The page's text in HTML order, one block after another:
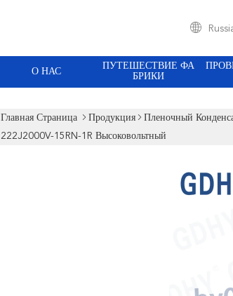
О НАС
ПУТЕШЕСТВИЕ ФА
БРИКИ
Главная Страница Продукция Пленочный
222J2000V-15RN-1R Высоковольтный